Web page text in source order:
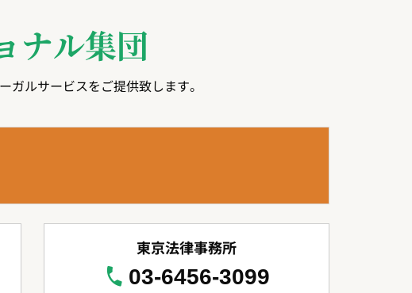
ナル集団
ルサービスをご提供致します。
東京法律事務所
03-6456-3099